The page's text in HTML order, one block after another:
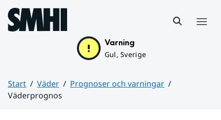
Hoppa till sidans innehåll
Varning
Gul, Sverige
Start Väder
Prognoser och varningar
Väderprognos